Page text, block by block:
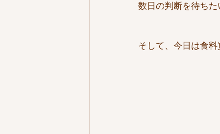
数日の判断を待ちた
そして、今日は食